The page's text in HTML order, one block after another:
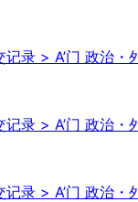
录 > A’门 政治
录 > A’门 政治
录 > A’门 政治